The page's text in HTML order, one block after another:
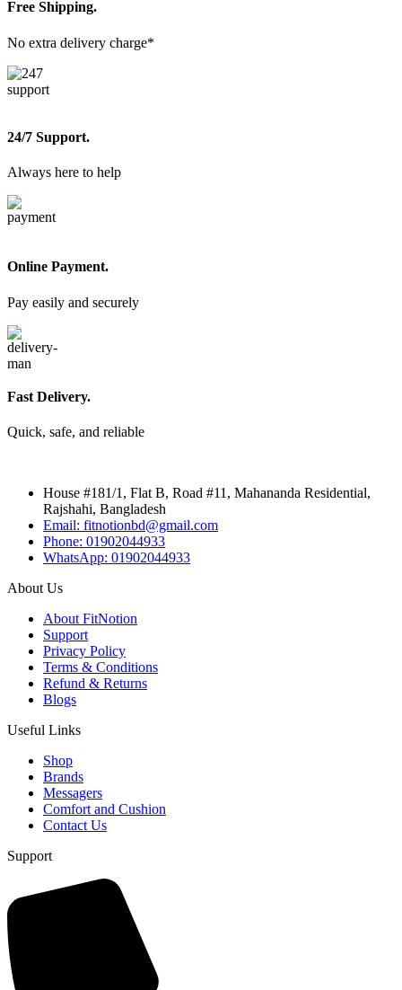
Free Shipping.
No extra delivery charge*
24/7 Support.
Always here to help
Online Payment.
Pay easily and securely
Fast Delivery.
Quick, safe, and reliable
House #181/1, Flat B, Road #11, Mahananda Residential,
Rajshahi, Bangladesh
Email: fitnotionbd@gmail.com
Phone: 01902044933
WhatsApp: 01902044933
About Us
About FitNotion
Support
Privacy Policy
Terms & Conditions
Refund & Returns
Blogs
Useful Links
Shop
Brands
Messagers
Comfort and Cushion
Contact Us
Support